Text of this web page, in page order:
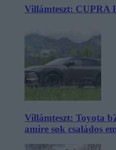
Villámteszt: CUPRA
Villámteszt: Toyota
amire sok családos